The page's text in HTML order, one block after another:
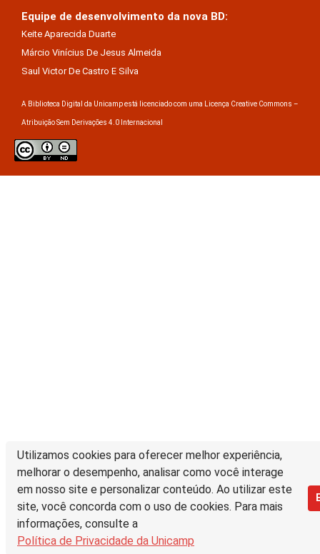
Utilizamos cookies para oferecer melhor experiência,
melhorar o desempenho, analisar como você interage
em nosso site e personalizar conteúdo. Ao utilizar este
site, você concorda com o uso de cookies. Para mais
informações, consulte a
Política de Privacidade da Unicamp
Equipe de desenvolvimento da nova BD:
Keite Aparecida Duarte
Márcio Vinícius De Jesus Almeida
Saul Victor De Castro E Silva
A Biblioteca Digital da Unicamp está licenciado com uma Licença Creative Commons –
Atribuição Sem Derivações 4.0 Internacional